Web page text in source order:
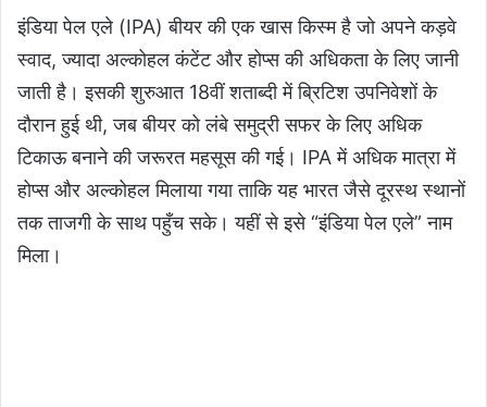
इंडिया पेल एले (IPA) बीयर की एक खास किस्म है जो अपने कड़वे
स्वाद, ज्यादा अल्कोहल कंटेंट और होप्स की अधिकता के लिए जानी
जाती है। इसकी शुरुआत 18वीं शताब्दी में ब्रिटिश उपनिवेशों के
दौरान हुई थी, जब बीयर को लंबे समुद्री सफर के लिए अधिक
टिकाऊ बनाने की जरूरत महसूस की गई। IPA में अधिक मात्रा में
होप्स और अल्कोहल मिलाया गया ताकि यह भारत जैसे दूरस्थ स्थानों
तक ताजगी के साथ पहुँच सके। यहीं से इसे “इंडिया पेल एले” नाम
मिला।